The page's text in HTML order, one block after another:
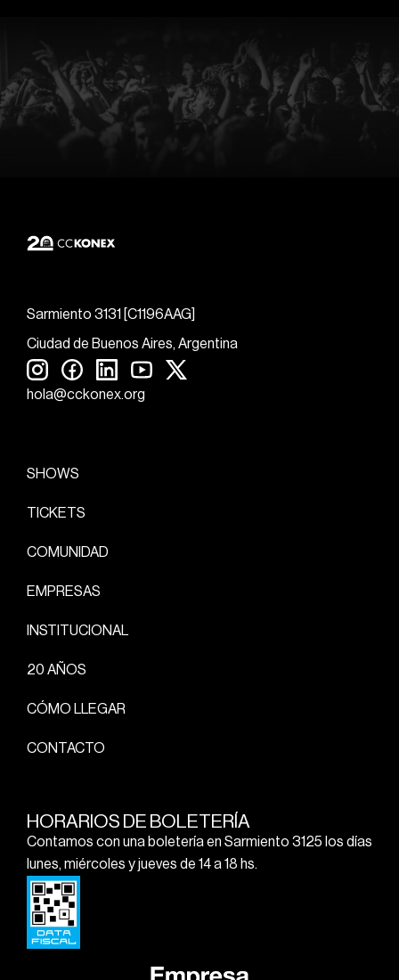
Sarmiento 3131 [C1196AAG]
Ciudad de Buenos Aires, Argentina
hola@cckonex.org
SHOWS
TICKETS
COMUNIDAD
EMPRESAS
INSTITUCIONAL
20 AÑOS
CÓMO LLEGAR
CONTACTO
HORARIOS DE BOLETERÍA
Contamos con una boletería en Sarmiento 3125 los días
lunes, miércoles y jueves de 14 a 18 hs.